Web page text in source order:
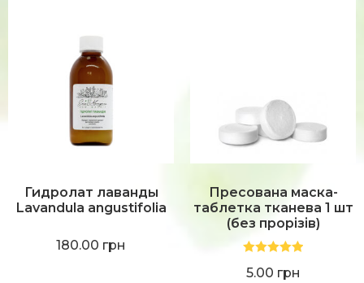
Гидролат лаванды
Lavandula angustifolia
180.00 грн
Пресована маска-
таблетка тканева 1 шт
(без прорізів)
5.00 грн